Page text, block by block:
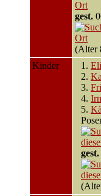
gest.
(Alter
Kinder
1.
2.
3.
4.
5.
gest.